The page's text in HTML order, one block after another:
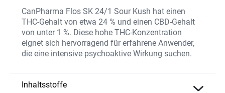
CanPharma Flos SK 24/1 Sour Kush hat einen
THC-Gehalt von etwa 24 % und einen CBD-Gehalt
von unter 1 %. Diese hohe THC-Konzentration
eignet sich hervorragend für erfahrene Anwender,
die eine intensive psychoaktive Wirkung suchen.
Inhaltsstoffe